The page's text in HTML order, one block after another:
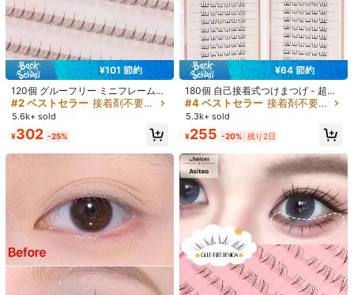
D
カラー
ブラック
数量:
お届け先 Japan
500 ポイント 付与遅延 お届け予定日: 8月12日 - 8月14日
返品無料
安全な支払い · プライバシー保護
Sold by & Ships from: SHEIN
¥101 節約
120個 グルーフリー ミニフレームつ
けまつげ、簡単装着、メイクアップ
時間を節約、Cカール 5-6mm長さ、
ラマラスフレームつけまつげ、自己
#2 ベストセラー 接着剤不要、リムーバー不要 まつ毛1本ずつ
売り切れ間近！
#2 ベストセラー 接着剤不要、リムーバー不要 まつ毛1本ずつ
売り切れ間近！
#2 ベストセラー 接着剤不要、リムーバー不要 まつ毛1本ずつ
売り切れ間近！
#2 ベストセラー 接着剤不要、リムーバー不要 まつ毛1本ずつ
5.6k+ sold
¥302 -25%
¥64 節約
180個 自己接着式つけまつげ - 超薄
型、Cカール、接着剤不要、デイリ
ー&オケージョン用ナチュラルルッ
可能、パーティー、写真撮影、ドラ
感、つけまつげ、メイクアップ
#4 ベストセラー 接着剤不要、リムーバー不要 まつ毛1本ずつ
売り切れ間近！
#4 ベストセラー 接着剤不要、リムーバー不要 まつ毛1本ずつ
売り切れ間近！
#4 ベストセラー 接着剤不要、リムーバー不要 まつ毛1本ずつ
売り切れ間近！
#4 ベストセラー 接着剤不要、リムーバー不要 まつ毛1本ずつ
5.3k+ sold
¥255 -20% 残り2日